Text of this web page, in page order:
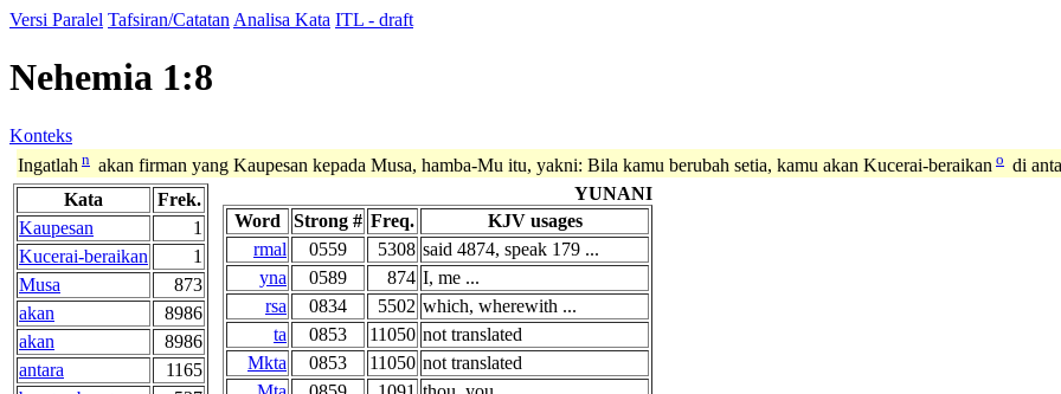
Versi Paralel Tafsiran/Catatan Analisa Kata ITL - draft
Nehemia 1:8
Konteks
Ingatlah n akan firman yang Kaupesan kepada Musa, hamba-Mu itu, yakni: Bila kamu berubah setia, kamu akan Kucerai-beraikan o di
Kata
Frek.
Kaupesan
1
Kucerai-beraikan
1
Musa
873
akan
8986
akan
8986
antara
1165
YUNANI
Word
Strong # Freq.
KJV usages
rmal
0559 5308 said 4874, speak 179 ...
yna
0589 874 I, me ...
rsa
0834 5502 which, wherewith ...
ta
0853 11050 not translated
Mkta
0853 11050 not translated